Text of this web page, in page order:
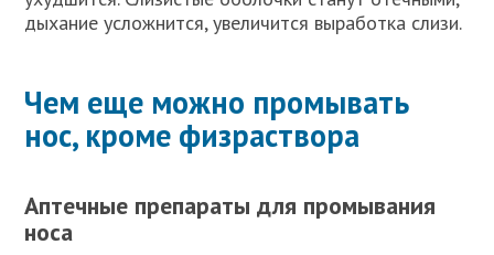
дыхание усложнится, увеличится выработка слизи.
Чем еще можно промывать
нос, кроме физраствора
Аптечные препараты для промывания
носа